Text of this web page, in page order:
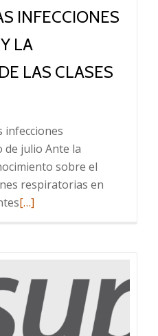
INFECCIONES
LA
LAS CLASES
infecciones
de julio Ante la
sobre el
respiratorias en
Leer
Sobre
el
aumento
[…]